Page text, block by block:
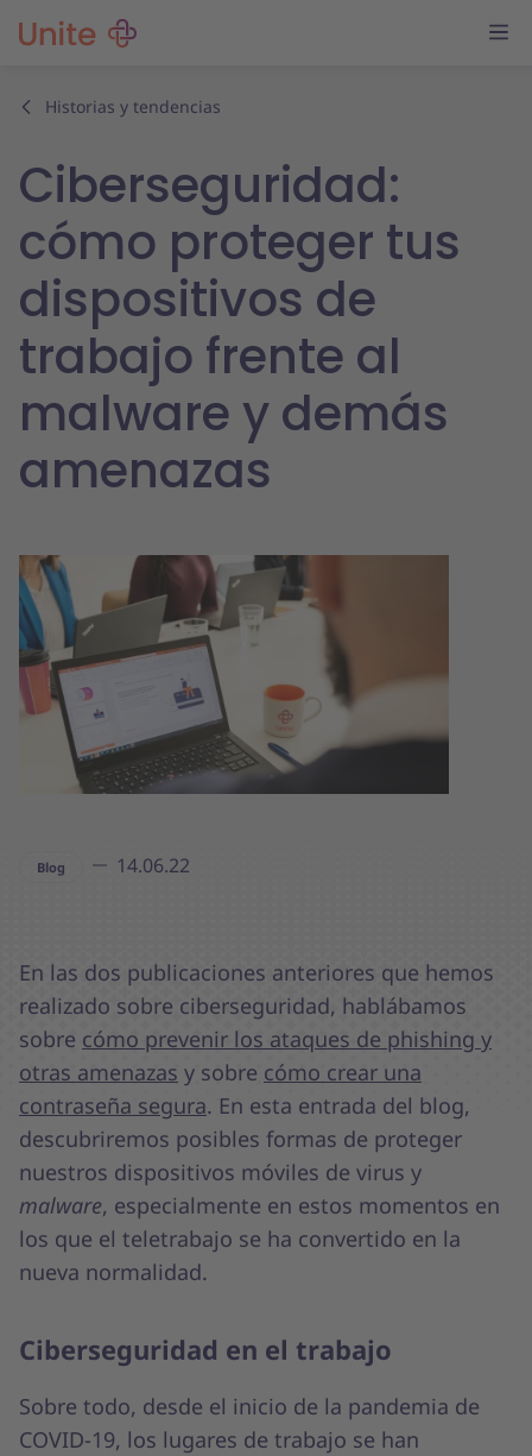
Historias y tendencias
Ciberseguridad:
cómo proteger tus
dispositivos de
trabajo frente al
malware y demás
amenazas
Blog 14.06.22
En las dos publicaciones anteriores que hemos
realizado sobre ciberseguridad, hablábamos
sobre cómo prevenir los ataques de phishing y
otras amenazas y sobre cómo crear una
contraseña segura. En esta entrada del blog,
descubriremos posibles formas de proteger
nuestros dispositivos móviles de virus y
malware, especialmente en estos momentos en
los que el teletrabajo se ha convertido en la
nueva normalidad.
Ciberseguridad en el trabajo
Sobre todo, desde el inicio de la pandemia de
COVID-19, los lugares de trabajo se han